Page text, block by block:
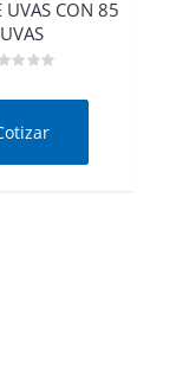
UVAS CON 85
UVAS